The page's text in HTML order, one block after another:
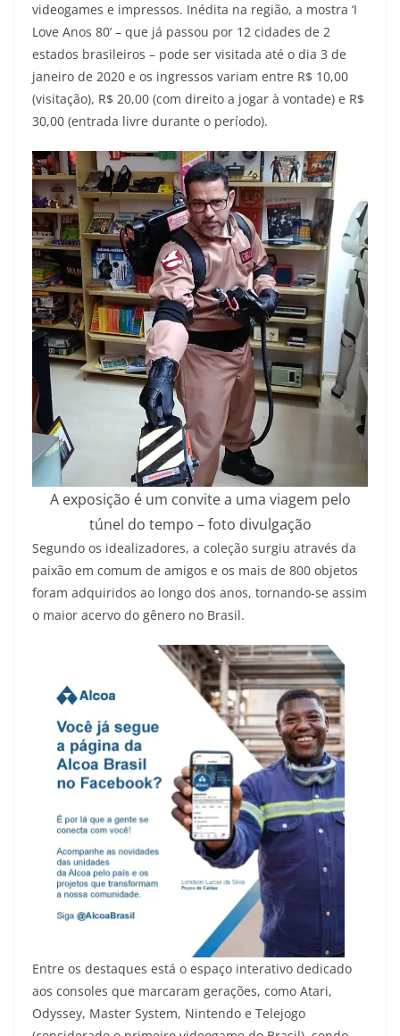
videogames e impressos. Inédita na região, a mostra ‘I
Love Anos 80’ – que já passou por 12 cidades de 2
estados brasileiros – pode ser visitada até o dia 3 de
janeiro de 2020 e os ingressos variam entre R$ 10,00
(visitação), R$ 20,00 (com direito a jogar à vontade) e R$
30,00 (entrada livre durante o período).
A exposição é um convite a uma viagem pelo
túnel do tempo – foto divulgação
Segundo os idealizadores, a coleção surgiu através da
paixão em comum de amigos e os mais de 800 objetos
foram adquiridos ao longo dos anos, tornando-se assim
o maior acervo do gênero no Brasil.
Entre os destaques está o espaço interativo dedicado
aos consoles que marcaram gerações, como Atari,
Odyssey, Master System, Nintendo e Telejogo